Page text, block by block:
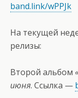
band.link/wPPJk
На текущей
релизы:
Второй альбом
июня. Ссылка —